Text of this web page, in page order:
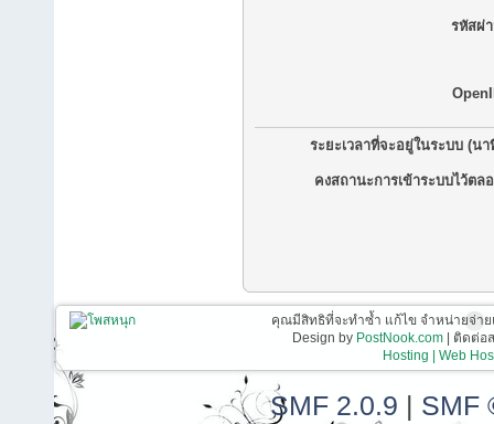
รหัสผ่
ระยะเวลาที่จะอยู่ในระบบ (นา
คงสถานะการเข้าระบบไว้ตล
คุณมีสิทธิที่จะทำซ้ำ แก้ไข จำหน่ายจ่า
Design by PostNook.com| ติดต่อส
Hosting | Web
SMF 2.0.9 | SMF